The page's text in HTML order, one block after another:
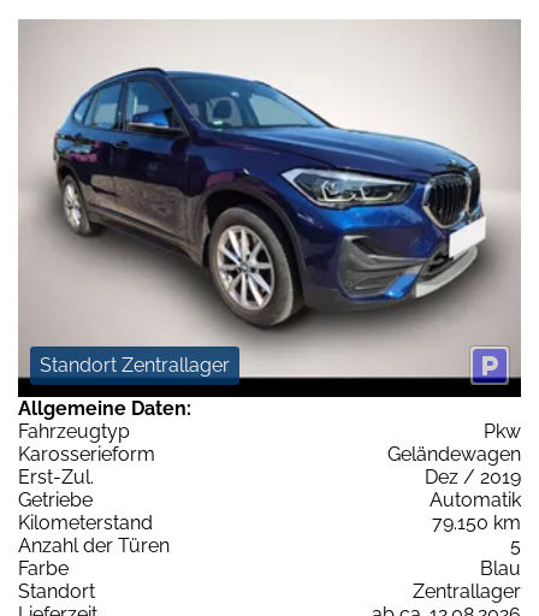
Standort Zentrallager
Allgemeine Daten:
Fahrzeugtyp
Pkw
Karosserieform
Geländewagen
Erst-Zul.
Dez / 2019
Getriebe
Automatik
Kilometerstand
79.150 km
Anzahl der Türen
5
Farbe
Blau
Standort
Zentrallager